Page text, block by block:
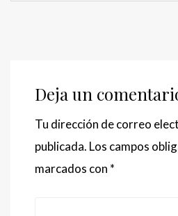
Deja un
Tu dirección de correo
publicada. Los campos
marcados con *